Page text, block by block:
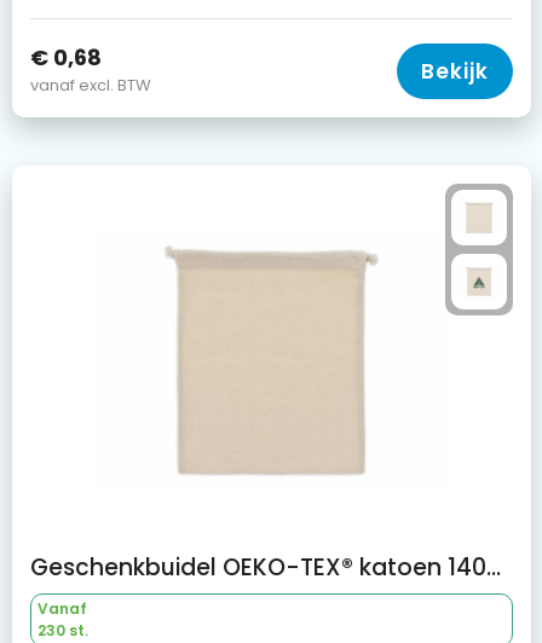
€ 0,68
vanaf excl. BTW Bekijk
Geschenkbuidel OEKO-TEX® katoen 140g/m² 25x30cm
Vanaf
230 st.